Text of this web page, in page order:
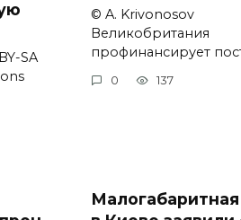
SA
© A. Krivonosov
Великобритания
профинансирует
0 137
Малогабаритная